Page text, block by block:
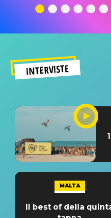
significato
INTERVISTE
MALTA
Il best of della